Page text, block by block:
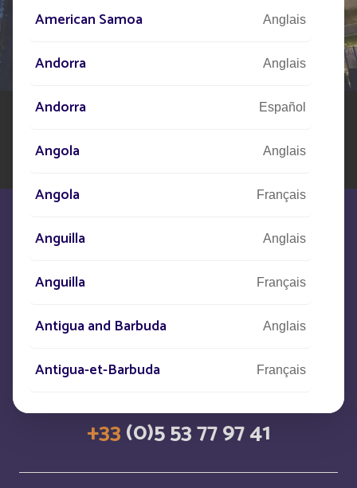
DE VOTRE PROJET
dans le monde pour vous accompagner dans votre
Nous sommes à votre écoute pour
répondre à vos besoins
CONTACTEZ-NOUS
+33(0)5 53 77 97 41
American Samoa Anglais
Andorra Anglais
Andorra Español
Angola Anglais
Angola Français
Anguilla Anglais
Anguilla Français
Antigua and Barbuda Anglais
Antigua-et-Barbuda Français
Arabie saoudite Français